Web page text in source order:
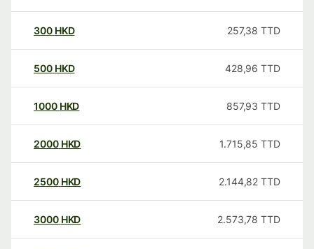
300 HKD 257,38 TTD
500 HKD 428,96 TTD
1000 HKD 857,93 TTD
2000 HKD 1.715,85 TTD
2500 HKD 2.144,82 TTD
3000 HKD 2.573,78 TTD